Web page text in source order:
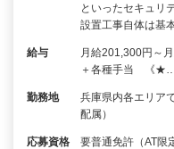
といったセキュリ
設置工事自体は基
給与
月給201,300円～
＋各種手当 《★…
勤務地
兵庫県内各エリア
配属）
応募資格
要普通免許（AT限